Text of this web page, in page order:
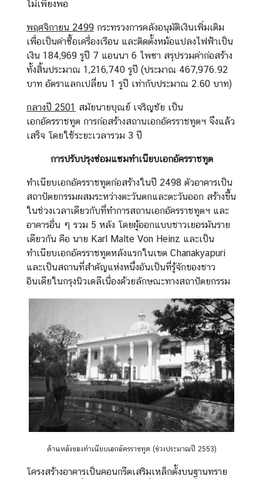
ไม่เพียงพอ
พฤศจิกายน 2499 กระทรวงการคลังอนุมัติเงินเพิ่มเติม
เพื่อเป็นค่าซื้อเครื่องเรือน และติดตั้งหม้อแปลงไฟฟ้าเป็น
เงิน 184,969 รูปี 7 แอนนา 6 ไพซา สรุปรวมค่าก่อสร้าง
ทั้งสิ้นประมาณ 1,216,740 รูปี (ประมาณ 467,976.92
บาท อัตราแลกเปลี่ยน 1 รูปี เท่ากับประมาณ 2.60 บาท)
กลางปี 2501 สมัยนายบุณย์ เจริญชัย เป็น
เอกอัครราชทูต การก่อสร้างสถานเอกอัครราชทูตฯ จึงแล้ว
เสร็จ โดยใช้ระยะเวลารวม 3 ปี
การปรับปรุงซ่อมแซมทำเนียบเอกอัครราชทูต
ทำเนียบเอกอัครราชทูตก่อสร้างในปี 2498 ตัวอาคารเป็น
สถาปัตยกรรมผสมระหว่างตะวันตกและตะวันออก สร้างขึ้น
ในช่วงเวลาเดียวกับที่ทำการสถานเอกอัครราชทูตฯ และ
อาคารอื่น ๆ รวม 5 หลัง โดยผู้ออกแบบชาวเยอรมันราย
เดียวกัน คือ นาย Karl Malte Von Heinz และเป็น
ทำเนียบเอกอัครราชทูตหลังแรกในเขต Chanakyapuri
และเป็นสถานที่สำคัญแห่งหนึ่งอันเป็นที่รู้จักของชาว
อินเดียในกรุงนิวเดลีเนื่องด้วยลักษณะทางสถาปัตยกรรม
ด้านหลังของทำเนียบเอกอัครราชทูต (ช่วงประมาณปี 2553)
โครงสร้างอาคารเป็นคอนกรีตเสริมเหล็กตั้งบนฐานทราย